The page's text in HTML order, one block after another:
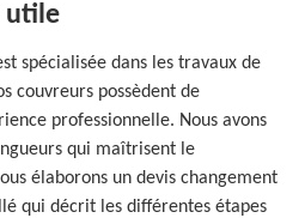
utile
spécialisée dans les travaux de
couvreurs possèdent de
professionnelle. Nous avons
qui maîtrisent le
élaborons un devis changement
qui décrit les différentes étapes